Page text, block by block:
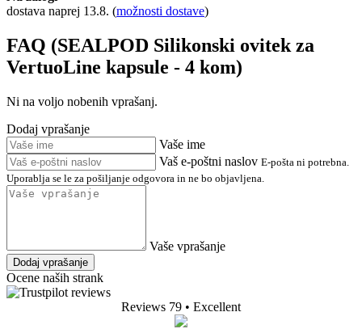
dostava naprej 13.8. (možnosti dostave)
FAQ (SEALPOD Silikonski ovitek za
VertuoLine kapsule - 4 kom)
Ni na voljo nobenih vprašanj.
Dodaj vprašanje
Vaše ime
Vaš e-poštni naslov E-pošta ni potrebna.
Uporablja se le za pošiljanje odgovora in ne bo objavljena.
Vaše vprašanje
Dodaj vprašanje
Ocene naših strank
Reviews 79 • Excellent